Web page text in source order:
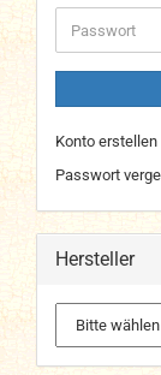
Adresse
Passwort
Konto erstellen
Passwort
Hersteller